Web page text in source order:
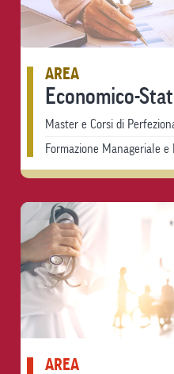
AREA
Economico-
Master e Corsi di
Formazione Manageriale e
AREA